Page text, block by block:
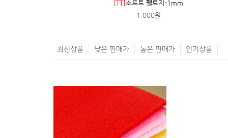
[TT] 소프트 펠트지-1mm
1,000원
최신상품 낮은 판매가 높은 판매가 인기상품